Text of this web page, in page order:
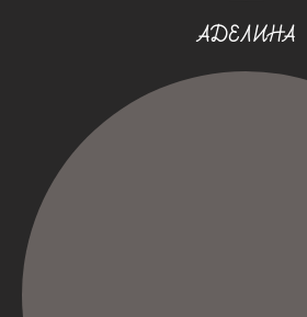
АДЕЛИНА